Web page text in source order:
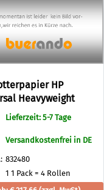
HP
Heavyweight
Paper 131 g/qm 610,0
m
Lieferzeit: 5-7 Tage
Versandkostenfrei in DE
832480
1 1 Pack = 4 Rollen